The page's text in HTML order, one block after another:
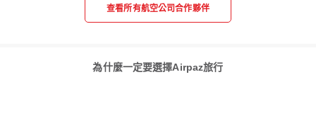
查看所有航空公司合作夥伴
為什麼一定要選擇Airpaz旅行